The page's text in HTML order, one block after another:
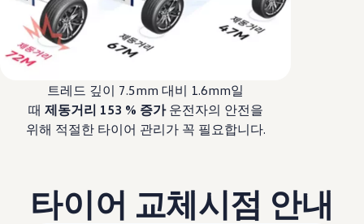
트레드 깊이 7.5mm 대비 1.6mm일
때 제동거리 153 % 증가운전자의 안전을
위해 적절한 타이어 관리가 꼭 필요합니다.
타이어 교체시점 안내